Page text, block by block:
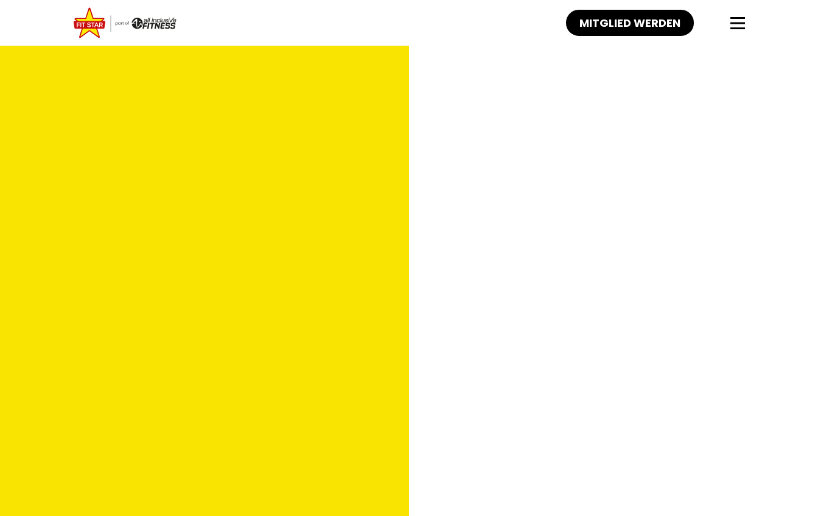
MITGLIED WERDEN